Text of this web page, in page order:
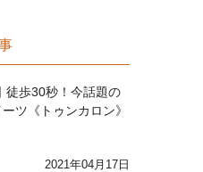
徒歩30秒！今話題の
ツ《トゥンカロン》
2021年04月17日